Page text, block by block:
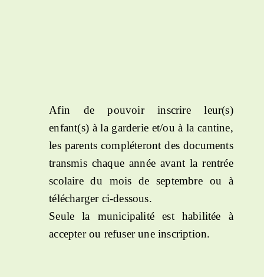
Afin de pouvoir inscrire leur(s)
enfant(s) à la garderie et/ou à la cantine,
les parents compléteront des documents
transmis chaque année avant la rentrée
scolaire du mois de septembre ou à
télécharger ci-dessous.
Seule la municipalité est habilitée à
accepter ou refuser une inscription.